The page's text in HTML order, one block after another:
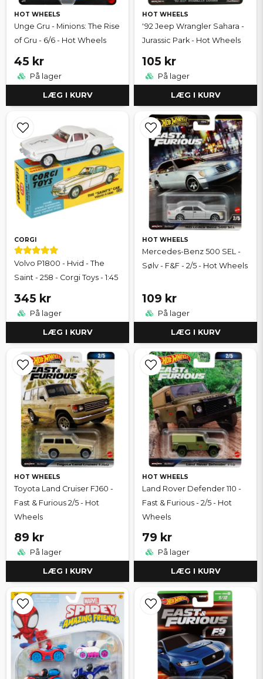
HOT WHEELS
Unge Gru - Minions: The Rise
of Gru - 6/6 - Hot Wheels
45 kr
På lager
LÆG I KURV
HOT WHEELS
'92 Jeep Wrangler Sahara -
Jurassic Park - Hot Wheels
105 kr
På lager
LÆG I KURV
CORGI
Volvo P1800 - Hvid - The
Saint - 258 - Corgi Toys - 1:45
345 kr
På lager
LÆG I KURV
HOT WHEELS
Mercedes-Benz 500 SEL -
Sølv - F&F - 2/5 - Hot Wheels
109 kr
På lager
LÆG I KURV
HOT WHEELS
Toyota Land Cruiser FJ60 -
Fast & Furious 2/5 - Hot
Wheels
89 kr
På lager
LÆG I KURV
HOT WHEELS
Land Rover Defender 110 -
Fast & Furious - 2/5 - Hot
Wheels
79 kr
På lager
LÆG I KURV